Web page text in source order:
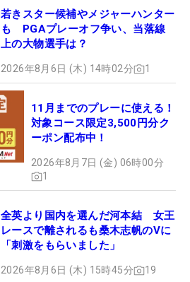
若きスター候補やメジャーハンター
も PGAプレーオフ争い、当落線
上の大物選手は？
2026年8月6日 (木) 14時02分 1
11月までのプレーに使える！
対象コース限定3,500円分ク
ーポン配布中！
2026年8月7日 (金) 06時00分
1
全英より国内を選んだ河本結 女王
レースで離されるも桑木志帆のVに
「刺激をもらいました」
2026年8月6日 (木) 15時45分 19